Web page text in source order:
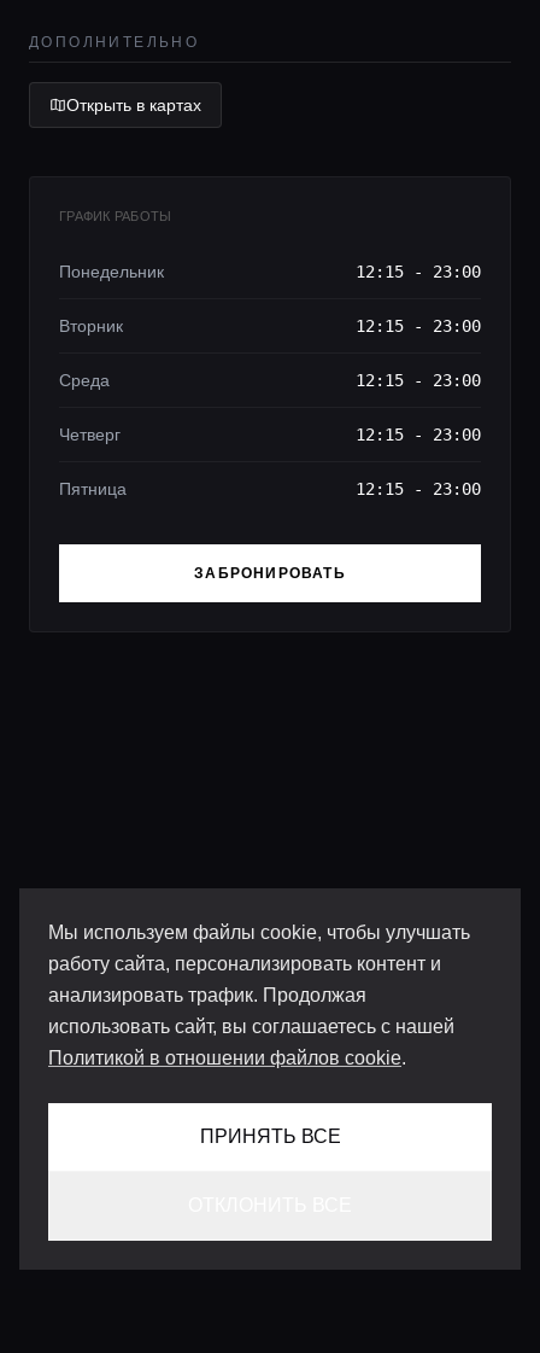
Мы используем файлы cookie, чтобы улучшать
работу сайта, персонализировать контент и
анализировать трафик. Продолжая
использовать сайт, вы соглашаетесь с нашей
Политикой в отношении файлов cookie.
ПРИНЯТЬ ВСЕ
Консьерж сервис
Lifestyle журнал
ДОПОЛНИТЕЛЬНО
Открыть в картах
ГРАФИК РАБОТЫ
Понедельник 12:15 - 23:00
Вторник 12:15 - 23:00
Среда 12:15 - 23:00
Четверг 12:15 - 23:00
Пятница 12:15 - 23:00
ЗАБРОНИРОВАТЬ